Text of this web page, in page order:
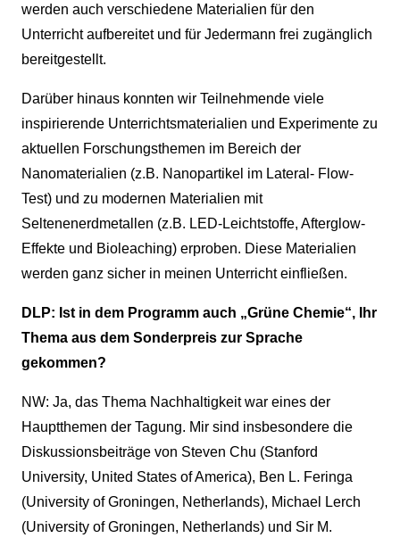
werden auch verschiedene Materialien für den
Unterricht aufbereitet und für Jedermann frei zugänglich
bereitgestellt.
Darüber hinaus konnten wir Teilnehmende viele
inspirierende Unterrichtsmaterialien und Experimente zu
aktuellen Forschungsthemen im Bereich der
Nanomaterialien (z.B. Nanopartikel im Lateral- Flow-
Test) und zu modernen Materialien mit
Seltenenerdmetallen (z.B. LED-Leichtstoffe, Afterglow-
Effekte und Bioleaching) erproben. Diese Materialien
werden ganz sicher in meinen Unterricht einfließen.
DLP: Ist in dem Programm auch „Grüne Chemie“, Ihr
Thema aus dem Sonderpreis zur Sprache
gekommen?
NW: Ja, das Thema Nachhaltigkeit war eines der
Hauptthemen der Tagung. Mir sind insbesondere die
Diskussionsbeiträge von Steven Chu (Stanford
University, United States of America), Ben L. Feringa
(University of Groningen, Netherlands), Michael Lerch
(University of Groningen, Netherlands) und Sir M.